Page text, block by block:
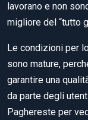
lavorano e non
migliore del “tutto
Le condizioni per
sono mature,
garantire una
da parte degli
Paghereste per